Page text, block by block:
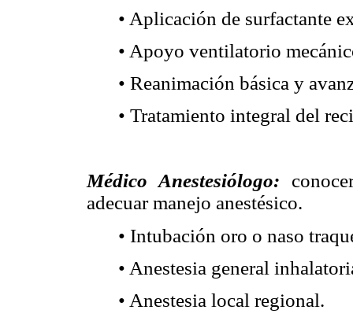
• Aplicación de surfactante
• Apoyo ventilatorio
• Reanimación básica y
• Tratamiento integral del
Médico Anestesiólogo:
adecuar manejo anestésico.
• Intubación oro o naso
• Anestesia general
• Anestesia local regional.